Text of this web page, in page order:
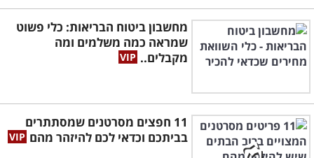
מחשבון ביטוח הבריאות: כלי פשוט
שמראה כמה משלמים ומה
מקבלים..
11 חפצים מסרטנים שמסתתרים
בביתכם וכדאי לכם להיזהר מהם